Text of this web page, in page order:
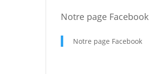
Notre page Facebook
Notre page Facebook